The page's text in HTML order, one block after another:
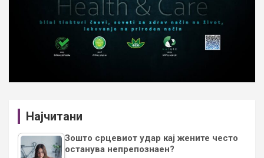
Најчитани
Зошто срцевиот удар кај жените често
останува непрепознаен?